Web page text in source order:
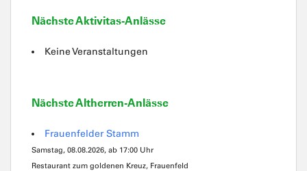
Nächste Aktivitas-Anlässe
Keine Veranstaltungen
Nächste Altherren-Anlässe
Frauenfelder Stamm
Samstag, 08.08.2026, ab 17:00 Uhr
Restaurant zum goldenen Kreuz, Frauenfeld